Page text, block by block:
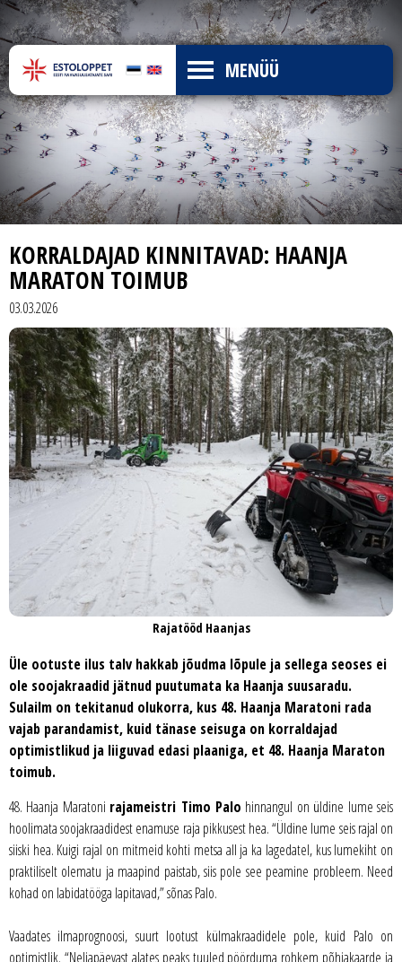
MENÜÜ
KORRALDAJAD KINNITAVAD: HAANJA
MARATON TOIMUB
03.03.2026
Rajatööd Haanjas
Üle ootuste ilus talv hakkab jõudma lõpule ja sellega seoses ei
ole soojakraadid jätnud puutumata ka Haanja suusaradu.
Sulailm on tekitanud olukorra, kus 48. Haanja Maratoni rada
vajab parandamist, kuid tänase seisuga on korraldajad
optimistlikud ja liiguvad edasi plaaniga, et 48. Haanja Maraton
toimub.
48. Haanja Maratoni rajameistri Timo Palo hinnangul on üldine lume seis
hoolimata soojakraadidest enamuse raja pikkusest hea. “Üldine lume seis rajal on
siiski hea. Kuigi rajal on mitmeid kohti metsa all ja ka lagedatel, kus lumekiht on
praktiliselt olematu ja maapind paistab, siis pole see peamine probleem. Need
kohad on labidatööga lapitavad,” sõnas Palo.
Vaadates ilmaprognoosi, suurt lootust külmakraadidele pole, kuid Palo on
optimistlik. “Neljapäevast alates peaks tuuled pöörduma rohkem põhjakaarde ja